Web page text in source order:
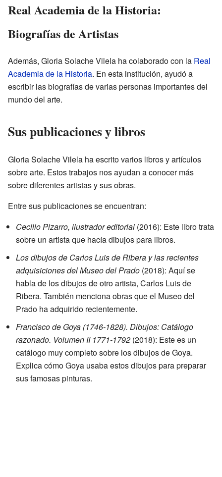
Real Academia de la Historia:
Biografías de Artistas
Además, Gloria Solache Vilela ha colaborado con la Real
Academia de la Historia. En esta institución, ayudó a
escribir las biografías de varias personas importantes del
mundo del arte.
Sus publicaciones y libros
Gloria Solache Vilela ha escrito varios libros y artículos
sobre arte. Estos trabajos nos ayudan a conocer más
sobre diferentes artistas y sus obras.
Entre sus publicaciones se encuentran:
Cecilio Pizarro, ilustrador editorial (2016): Este libro trata
sobre un artista que hacía dibujos para libros.
Los dibujos de Carlos Luis de Ribera y las recientes
adquisiciones del Museo del Prado (2018): Aquí se
habla de los dibujos de otro artista, Carlos Luis de
Ribera. También menciona obras que el Museo del
Prado ha adquirido recientemente.
Francisco de Goya (1746-1828). Dibujos: Catálogo
razonado. Volumen II 1771-1792 (2018): Este es un
catálogo muy completo sobre los dibujos de Goya.
Explica cómo Goya usaba estos dibujos para preparar
sus famosas pinturas.